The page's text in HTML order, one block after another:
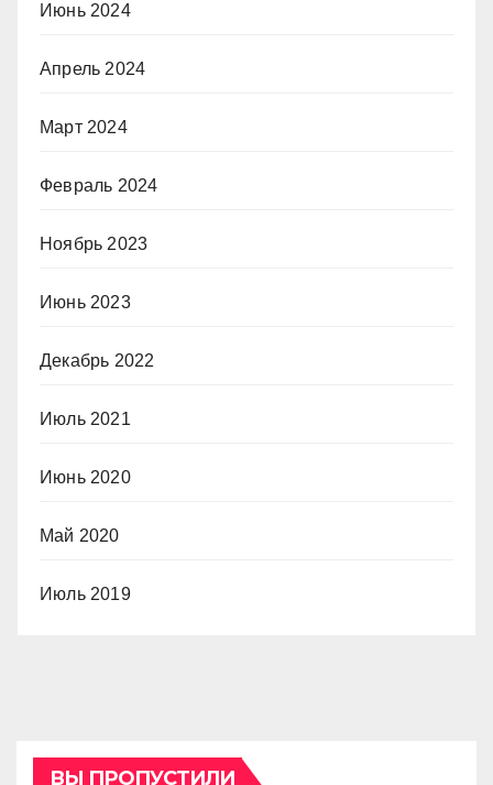
Июнь 2024
Апрель 2024
Март 2024
Февраль 2024
Ноябрь 2023
Июнь 2023
Декабрь 2022
Июль 2021
Июнь 2020
Май 2020
Июль 2019
ВЫ ПРОПУСТИЛИ